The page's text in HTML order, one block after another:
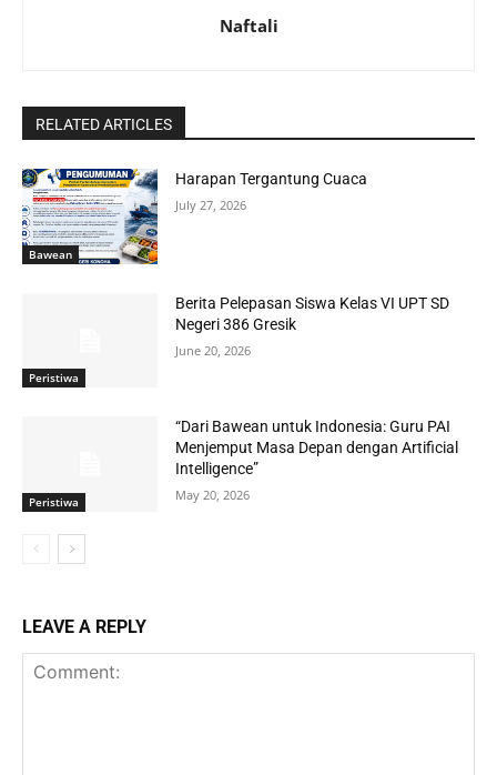
Naftali
RELATED ARTICLES
Bawean
Harapan Tergantung Cuaca
July 27, 2026
Peristiwa
Berita Pelepasan Siswa Kelas VI UPT SD
Negeri 386 Gresik
June 20, 2026
Peristiwa
“Dari Bawean untuk Indonesia: Guru PAI
Menjemput Masa Depan dengan Artificial
Intelligence”
May 20, 2026
LEAVE A REPLY